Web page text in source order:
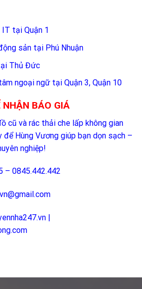
tại Quận 1
sản tại Phú Nhuận
Thủ Đức
ngoại ngữ tại Quận 3, Quận 10
NHẬN BÁO GIÁ
cũ và rác thải che lấp không gian
để Hùng Vương giúp bạn dọn sạch –
nghiệp!
– 0845.442.442
|